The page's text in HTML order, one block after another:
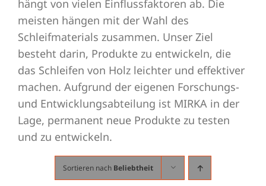
hängt von vielen Einflussfaktoren ab. Die
meisten hängen mit der Wahl des
Schleifmaterials zusammen. Unser Ziel
besteht darin, Produkte zu entwickeln, die
das Schleifen von Holz leichter und effektiver
machen. Aufgrund der eigenen Forschungs-
und Entwicklungsabteilung ist MIRKA in der
Lage, permanent neue Produkte zu testen
und zu entwickeln.
Sortieren nach Beliebtheit